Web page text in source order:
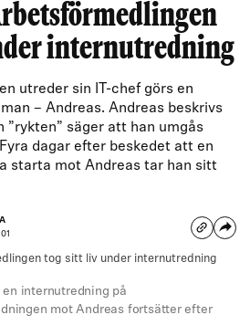
internutredning
utreder sin IT-chef görs en
– Andreas. Andreas beskrivs
”rykten” säger att han umgås
dagar efter beskedet att en
starta mot Andreas tar han sitt
internutredning på
mot Andreas fortsätter efter